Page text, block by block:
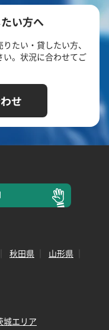
い方へ
たい・貸したい方、
。状況に合わせてご
せ
秋田県
山形県
城エリア